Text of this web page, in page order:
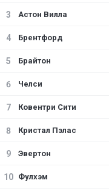
3 Астон Вилла
4 Брентфорд
5 Брайтон
6 Челси
7 Ковентри Сити
8 Кристал Пэлас
9 Эвертон
10 Фулхэм